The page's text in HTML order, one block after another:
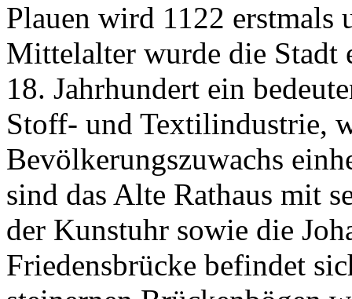
Plauen wird 1122
Mittelalter wurde die Stadt
18. Jahrhundert ein
Stoff- und Textilindustrie,
Bevölkerungszuwachs
sind das Alte Rathaus mit
der Kunstuhr sowie die
Friedensbrücke befindet